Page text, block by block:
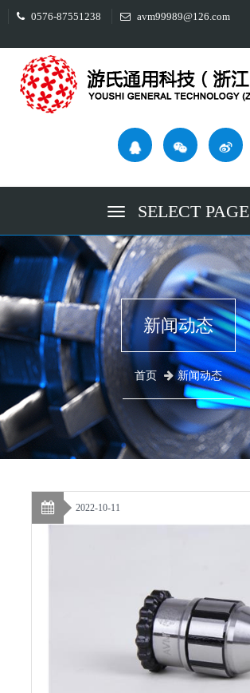
0576-87551238 avm99989@126.com
SELECT PAGE
新闻动态
首页 新闻动态
2022-10-11